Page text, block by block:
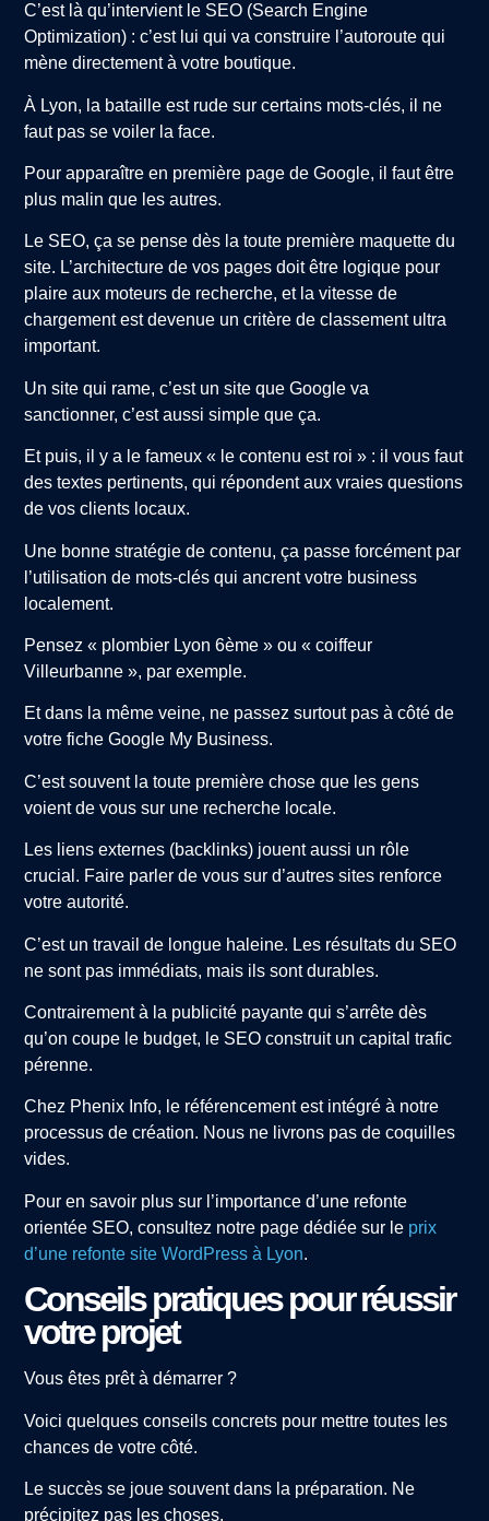
C’est là qu’intervient le SEO (Search Engine
Optimization) : c’est lui qui va construire l’autoroute qui
mène directement à votre boutique.
À Lyon, la bataille est rude sur certains mots-clés, il ne
faut pas se voiler la face.
Pour apparaître en première page de Google, il faut être
plus malin que les autres.
Le SEO, ça se pense dès la toute première maquette du
site. L’architecture de vos pages doit être logique pour
plaire aux moteurs de recherche, et la vitesse de
chargement est devenue un critère de classement ultra
important.
Un site qui rame, c’est un site que Google va
sanctionner, c’est aussi simple que ça.
Et puis, il y a le fameux « le contenu est roi » : il vous faut
des textes pertinents, qui répondent aux vraies questions
de vos clients locaux.
Une bonne stratégie de contenu, ça passe forcément par
l’utilisation de mots-clés qui ancrent votre business
localement.
Pensez « plombier Lyon 6ème » ou « coiffeur
Villeurbanne », par exemple.
Et dans la même veine, ne passez surtout pas à côté de
votre fiche Google My Business.
C’est souvent la toute première chose que les gens
voient de vous sur une recherche locale.
Les liens externes (backlinks) jouent aussi un rôle
crucial. Faire parler de vous sur d’autres sites renforce
votre autorité.
C’est un travail de longue haleine. Les résultats du SEO
ne sont pas immédiats, mais ils sont durables.
Contrairement à la publicité payante qui s’arrête dès
qu’on coupe le budget, le SEO construit un capital trafic
pérenne.
Chez Phenix Info, le référencement est intégré à notre
processus de création. Nous ne livrons pas de coquilles
vides.
Pour en savoir plus sur l’importance d’une refonte
orientée SEO, consultez notre page dédiée sur le prix
d’une refonte site WordPress à Lyon.
Conseils pratiques pour réussir
votre projet
Vous êtes prêt à démarrer ?
Voici quelques conseils concrets pour mettre toutes les
chances de votre côté.
Le succès se joue souvent dans la préparation. Ne
précipitez pas les choses.